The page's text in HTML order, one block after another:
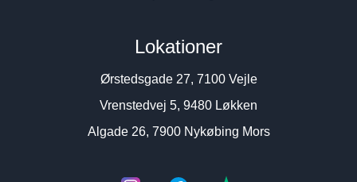
Lokationer
Ørstedsgade 27, 7100 Vejle
Vrenstedvej 5, 9480 Løkken
Algade 26, 7900 Nykøbing Mors